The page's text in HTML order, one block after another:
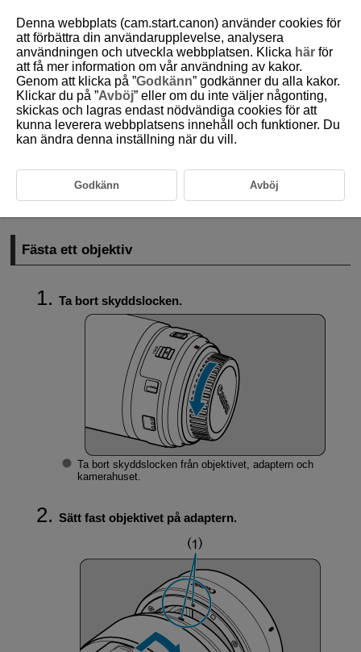
D101-018
Fästa/ta bort EF/EF-S-objektiv
Fästa ett objektiv
Ta bort ett objektiv
-monteringsadaptern (tillval) kan du använda
Fästa ett objektiv
Ta bort skyddslocken.
Ta bort skyddslocken från objektivet, adaptern och
kamerahuset.
Sätt fast objektivet på adaptern.
Denna webbplats (cam.start.canon) använder cookies för
att förbättra din användarupplevelse, analysera
användningen och utveckla webbplatsen. Klicka här för
att få mer information om vår användning av kakor.
Genom att klicka på ”Godkänn” godkänner du alla kakor.
Klickar du på ”Avböj” eller om du inte väljer någonting,
skickas och lagras endast nödvändiga cookies för att
kunna leverera webbplatsens innehåll och funktioner. Du
kan ändra denna inställning när du vill.
Godkänn Avböj